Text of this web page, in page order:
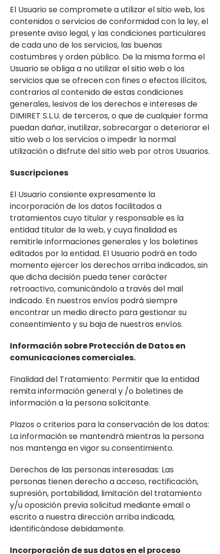
El Usuario se compromete a utilizar el sitio web, los
contenidos o servicios de conformidad con la ley, el
presente aviso legal, y las condiciones particulares
de cada uno de los servicios, las buenas
costumbres y orden público. De la misma forma el
Usuario se obliga a no utilizar el sitio web o los
servicios que se ofrecen con fines o efectos ilícitos,
contrarios al contenido de estas condiciones
generales, lesivos de los derechos e intereses de
DIMIRET S.L.U. de terceros, o que de cualquier forma
puedan dañar, inutilizar, sobrecargar o deteriorar el
sitio web o los servicios o impedir la normal
utilización o disfrute del sitio web por otros Usuarios.
Suscripciones
El Usuario consiente expresamente la
incorporación de los datos facilitados a
tratamientos cuyo titular y responsable es la
entidad titular de la web, y cuya finalidad es
remitirle informaciones generales y los boletines
editados por la entidad. El Usuario podrá en todo
momento ejercer los derechos arriba indicados, sin
que dicha decisión pueda tener carácter
retroactivo, comunicándolo a través del mail
indicado. En nuestros envíos podrá siempre
encontrar un medio directo para gestionar su
consentimiento y su baja de nuestros envíos.
Información sobre Protección de Datos en
comunicaciones comerciales.
Finalidad del Tratamiento: Permitir que la entidad
remita información general y /o boletines de
información a la persona solicitante.
Plazos o criterios para la conservación de los datos:
La información se mantendrá mientras la persona
nos mantenga en vigor su consentimiento.
Derechos de las personas interesadas: Las
personas tienen derecho a acceso, rectificación,
supresión, portabilidad, limitación del tratamiento
y/u oposición previa solicitud mediante email o
escrito a nuestra dirección arriba indicada,
identificándose debidamente.
Incorporación de sus datos en el proceso